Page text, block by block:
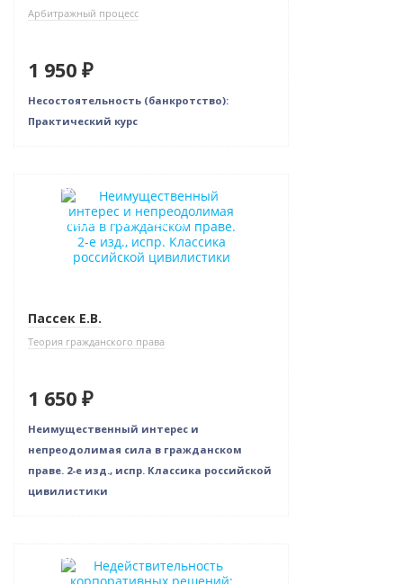
Арбитражный процесс
1 950 ₽
Несостоятельность (банкротство):
Практический курс
Новинка
Индивидуальный подход
Пассек Е.В.
Теория гражданского права
1 650 ₽
Неимущественный интерес и
непреодолимая сила в гражданском
праве. 2-е изд., испр. Классика российской
цивилистики
Новинка